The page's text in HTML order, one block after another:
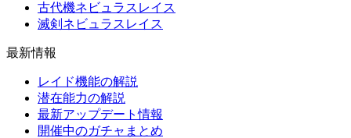
古代機ネビュラスレイス
滅剣ネビュラスレイス
最新情報
レイド機能の解説
潜在能力の解説
最新アップデート情報
開催中のガチャまとめ